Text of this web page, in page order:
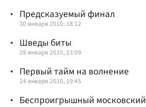
Предсказуемый финал
30 января 2010, 18:12
Шведы биты
28 января 2010, 23:09
Первый тайм на волнение
24 января 2010, 19:45
Беспроигрышный московский